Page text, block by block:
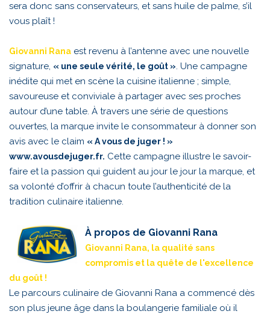
sera donc sans conservateurs, et sans huile de palme, s’il
vous plaît !
Giovanni Rana est revenu à l’antenne avec une nouvelle
signature, « une seule vérité, le goût ». Une campagne
inédite qui met en scène la cuisine italienne ; simple,
savoureuse et conviviale à partager avec ses proches
autour d’une table. À travers une série de questions
ouvertes, la marque invite le consommateur à donner son
avis avec le claim « A vous de juger ! »
www.avousdejuger.fr. Cette campagne illustre le savoir-
faire et la passion qui guident au jour le jour la marque, et
sa volonté d’offrir à chacun toute l’authenticité de la
tradition culinaire italienne.
À propos de Giovanni Rana
Giovanni Rana, la qualité sans
compromis et la quête de l'excellence
du goût !
Le parcours culinaire de Giovanni Rana a commencé dès
son plus jeune âge dans la boulangerie familiale où il